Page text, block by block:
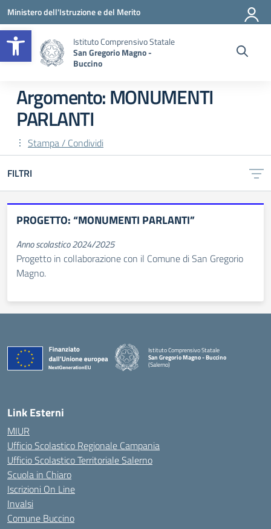
Apri la barra degli strumenti
Vai ai contenuti
Vai al menu di navigazione
Vai al footer
Ministero dell'Istruzione e del Merito
Istituto Comprensivo Statale
San Gregorio Magno -
Buccino
Argomento: MONUMENTI
PARLANTI
Stampa / Condividi
FILTRI
PROGETTO: “MONUMENTI PARLANTI”
Anno scolastico 2024/2025
Progetto in collaborazione con il Comune di San Gregorio
Magno.
Istituto Comprensivo Statale
San Gregorio Magno - Buccino
(Salerno)
Link Esterni
MIUR
Ufficio Scolastico Regionale Campania
Ufficio Scolastico Territoriale Salerno
Scuola in Chiaro
Iscrizioni On Line
Invalsi
Comune Buccino